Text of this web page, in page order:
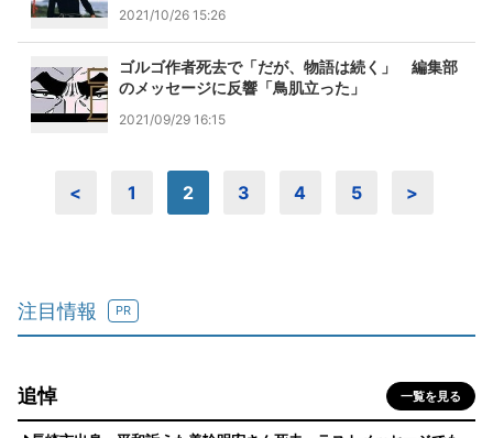
2021/10/26 15:26
ゴルゴ作者死去で「だが、物語は続く」 編集部
のメッセージに反響「鳥肌立った」
2021/09/29 16:15
< 1 2 3 4 5 >
注目情報 PR
追悼 一覧を見る